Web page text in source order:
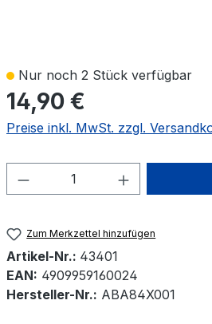
Nur noch 2 Stück verfügbar
14,90 €
Preise inkl. MwSt. zzgl.
Produkt Anzahl: Gib
Zum Merkzettel hinzufügen
Artikel-Nr.: 43401
EAN: 4909959160024
Hersteller-Nr.: ABA84X001